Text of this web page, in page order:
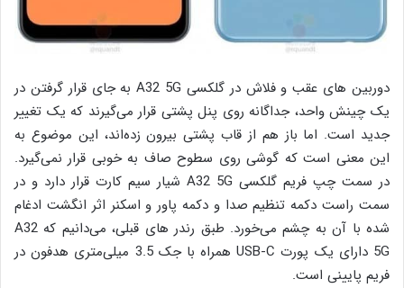
دوربین های عقب و فلاش در گلکسی A32 5G به جای قرار گرفتن در
یک چینش واحد، جداگانه روی پنل پشتی قرار می‌گیرند که یک تغییر
جدید است. اما باز هم از قاب پشتی بیرون زده‌اند، این موضوع به
این معنی است که گوشی روی سطوح صاف به خوبی قرار نمی‌گیرد.
در سمت چپ فریم گلکسی A32 5G شیار سیم کارت قرار دارد و در
سمت راست دکمه تنظیم صدا و دکمه پاور و اسکنر اثر انگشت ادغام
شده با آن به چشم می‌خورد. طبق رندر های قبلی، می‌دانیم که A32
5G دارای یک پورت USB-C همراه با جک 3.5 میلی‌متری هدفون در
فریم پایینی است.